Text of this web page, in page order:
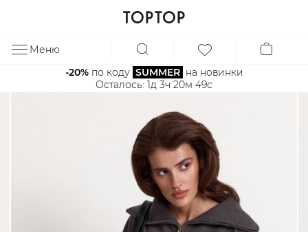
Меню
-20% по коду SUMMER на новинки
Осталось: 1д 3ч 20м 48с